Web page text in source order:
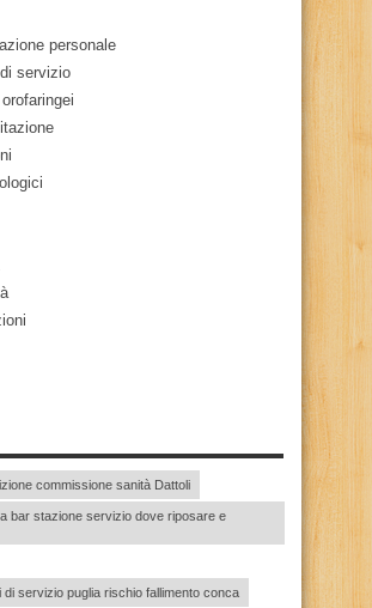
personale
servizio
commissione sanità Dattoli
bar stazione servizio dove riposare e
di servizio puglia rischio fallimento conca